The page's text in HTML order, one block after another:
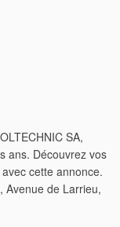
SA,
ans. Découvrez vos
cette annonce.
Avenue de Larrieu,